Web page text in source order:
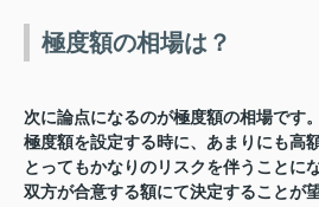
極度額の相場は？
次に論点になるのが極度額の相場です。
極度額を設定する時に、あまりにも高
とってもかなりのリスクを伴うことに
双方が合意する額にて決定することが